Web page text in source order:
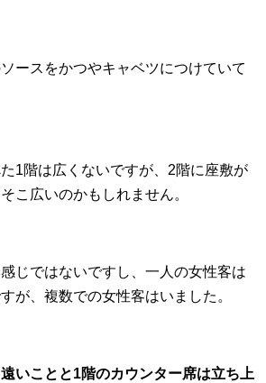
ースをかつやキャベツにつけていて
1階は広くないですが、2階に座敷が
こ広いのかもしれません。
じではないですし、一人の女性客は
が、複数での女性客はいました。
いことと1階のカウンター席は立ち上